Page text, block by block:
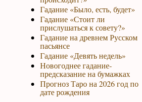
Гадание «Было, есть, будет»
Гадание «Стоит ли
прислушаться к совету?»
Гадание на древнем Русском
пасьянсе
Гадание «Девять недель»
Новогоднее гадание-
предсказание на бумажках
Прогноз Таро на 2026 год по
дате рождения